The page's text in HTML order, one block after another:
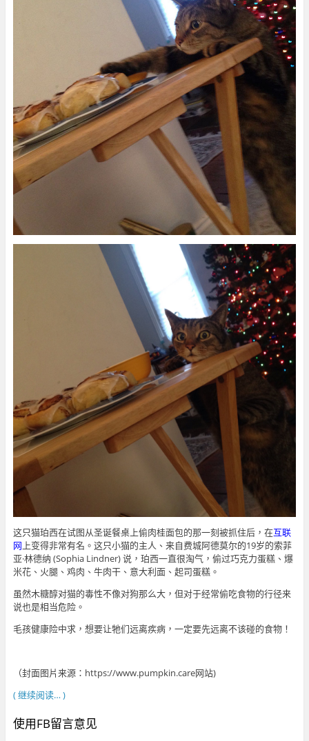
这只猫珀西在试图从圣诞餐桌上偷肉桂面包的那一刻被抓住后，在互联
网 上变得非常有名。这只小猫的主人、来自费城阿德莫尔的19岁的索菲
亚·林德纳 (Sophia Lindner) 说，珀西一直很淘气，偷过巧克力蛋糕、爆
米花、火腿、鸡肉、牛肉干、意大利面、起司蛋糕。
虽然木糖醇对猫的毒性不像对狗那么大，但对于经常偷吃食物的行径来
说也是相当危险。
毛孩健康险中求，想要让牠们远离疾病，一定要先远离不该碰的食物！
（封面图片来源：https://www.pumpkin.care网站)
( 继续阅读… )
使用FB留言意见